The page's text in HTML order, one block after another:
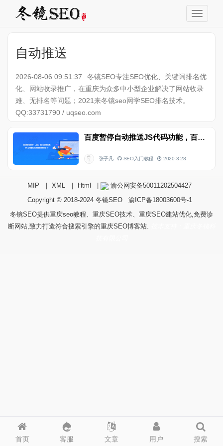
自动推送
2026-08-06 09:51:37
冬镜SEO专注SEO优化、关键词排名优
化、网站收录推广，在重庆为众多中小型企业解决了网站收录
难、无排名等问题；2021来冬镜seo网学SEO排名技术。
QQ:33731790 / uqseo.com
百度暂停自动推送JS代码功能，百度推送代码是否需要我们删除呢？
张子凡 SEO入门教程 2020-3-28
首页 客服 文章 用户 搜索
MIP ｜ XML ｜ Html
渝公网安备50011202504427
Copyright © 2018-2024 冬镜SEO
渝ICP备18003600号-1
冬镜SEO提供重庆seo教程、重庆SEO技术、重庆SEO建站优化,免费诊
断网站,致力打造符合搜索引擎的重庆SEO博客站.